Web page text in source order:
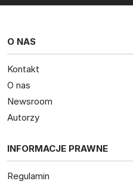
O NAS
Kontakt
O nas
Newsroom
Autorzy
INFORMACJE PRAWNE
Regulamin